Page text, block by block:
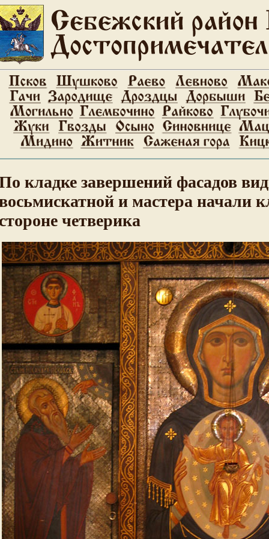
кладке завершений фасадов
и мастера начали
четверика